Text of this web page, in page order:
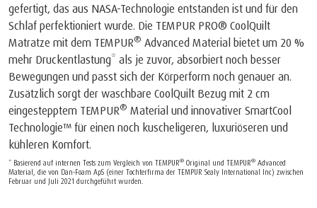
gefertigt, das aus NASA-Technologie entstanden ist und für den
Schlaf perfektioniert wurde. Die TEMPUR PRO® CoolQuilt
Matratze mit dem TEMPUR® Advanced Material bietet um 20 %
mehr Druckentlastung* als je zuvor, absorbiert noch besser
Bewegungen und passt sich der Körperform noch genauer an.
Zusätzlich sorgt der waschbare CoolQuilt Bezug mit 2 cm
eingestepptem TEMPUR® Material und innovativer SmartCool
Technologie™ für einen noch kuscheligeren, luxuriöseren und
kühleren Komfort.
* Basierend auf internen Tests zum Vergleich von TEMPUR® Original und TEMPUR® Advanced
Material, die von Dan-Foam ApS (einer Tochterfirma der TEMPUR Sealy International Inc) zwischen
Februar und Juli 2021 durchgeführt wurden.